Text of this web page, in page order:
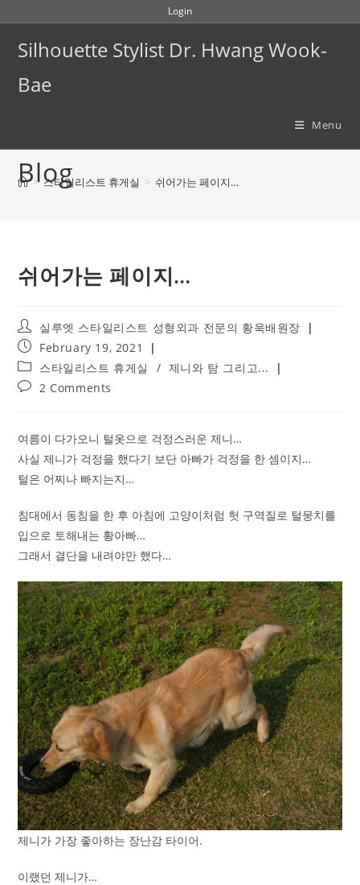
content
Login
Silhouette Stylist Dr. Hwang Wook-
Bae
Menu
Blog
> 스타일리스트 휴게실 > 쉬어가는 페이지…
쉬어가는 페이지…
Post
author:
실루엣 스타일리스트 성형외과 전문의 황욱배원장
Post
published:
February 19, 2021
Post
category:
스타일리스트 휴게실 / 제니와 탐 그리고...
Post2 Comments
여름이 다가오니 털옷으로 걱정스러운 제니…
사실 제니가 걱정을 했다기 보단 아빠가 걱정을 한 셈이지…
털은 어찌나 빠지는지…
침대에서 동침을 한 후 아침에 고양이처럼 헛 구역질로 털뭉치를
입으로 토해내는 황아빠…
그래서 결단을 내려야만 했다…
제니가 가장 좋아하는 장난감 타이어.
이랬던 제니가…